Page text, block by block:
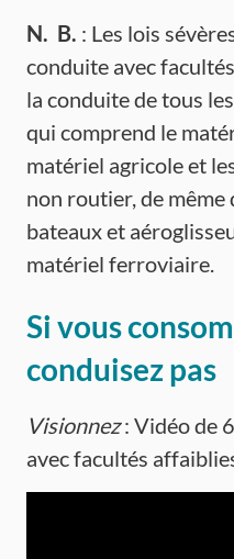
N. B. : Les lois
conduite avec
la conduite de tous
qui comprend le
matériel agricole et
non routier, de même
bateaux et
matériel ferroviaire.
Si vous
conduisez pas
Visionnez: Vidéo de
avec facultés